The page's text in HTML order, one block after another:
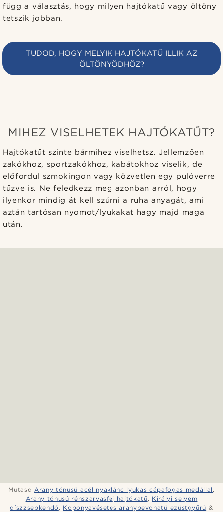
függ a választás, hogy milyen hajtókatű vagy öltöny
tetszik jobban.
TUDOD, HOGY MELYIK HAJTÓKATŰ ILLIK AZ
ÖLTÖNYÖDHÖZ?
MIHEZ VISELHETEK HAJTÓKATŰT?
Hajtókatűt szinte bármihez viselhetsz. Jellemzően
zakókhoz, sportzakókhoz, kabátokhoz viselik, de
előfordul szmokingon vagy közvetlen egy pulóverre
tűzve is. Ne feledkezz meg azonban arról, hogy
ilyenkor mindig át kell szúrni a ruha anyagát, ami
aztán tartósan nyomot/lyukakat hagy majd maga
után.
Mutasd Arany tónusú acél nyaklánc lyukas cápafogas medállal ,
Arany tónusú rénszarvasfej hajtókatű, Királyi selyem
díszzsebkendő , Koponyavésetes aranybevonatú ezüstgyűrű &